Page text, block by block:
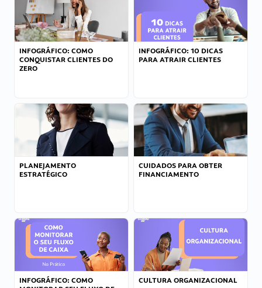
INFOGRÁFICO: COMO
CONQUISTAR CLIENTES DO
ZERO
INFOGRÁFICO: 10 DICAS
PARA ATRAIR CLIENTES
PLANEJAMENTO
ESTRATÉGICO
CUIDADOS PARA OBTER
FINANCIAMENTO
INFOGRÁFICO: COMO
CULTURA ORGANIZACIONAL